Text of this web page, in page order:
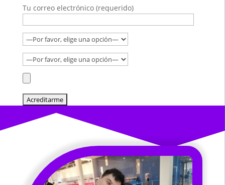
Tu correo electrónico (requerido)